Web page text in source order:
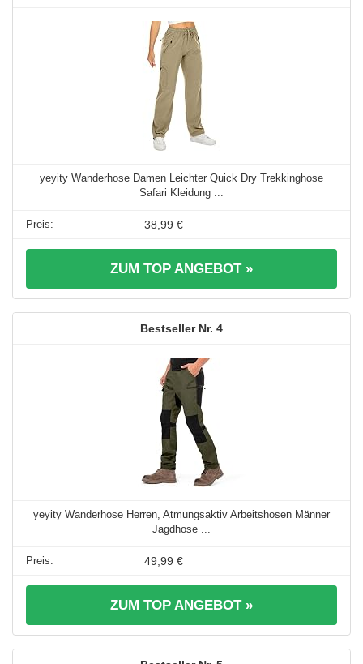
yeyity Wanderhose Damen Leichter Quick Dry Trekkinghose
Safari Kleidung ...
38,99 €
ZUM TOP ANGEBOT »
4
yeyity Wanderhose Herren, Atmungsaktiv Arbeitshosen Männer
Jagdhose ...
49,99 €
ZUM TOP ANGEBOT »